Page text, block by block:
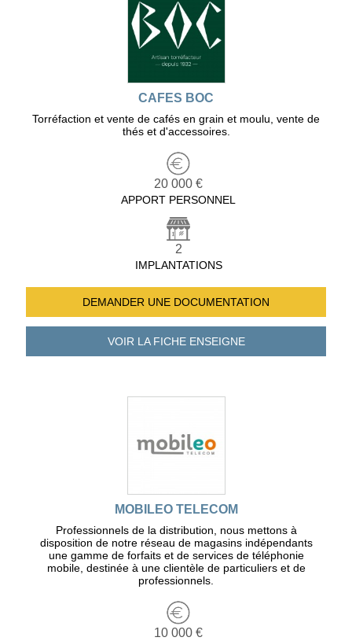
CAFES BOC
Torréfaction et vente de cafés en grain et moulu, vente de
thés et d'accessoires.
20 000 €
APPORT PERSONNEL
2
IMPLANTATIONS
DEMANDER UNE DOCUMENTATION
VOIR LA FICHEENSEIGNE
MOBILEO TELECOM
Professionnels de la distribution, nous mettons à
disposition de notre réseau de magasins indépendants
une gamme de forfaits et de services de téléphonie
mobile, destinée à une clientèle de particuliers et de
professionnels.
10 000 €